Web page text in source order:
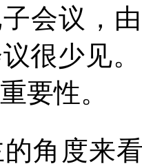
会议，
很少见。
要性。
角度来